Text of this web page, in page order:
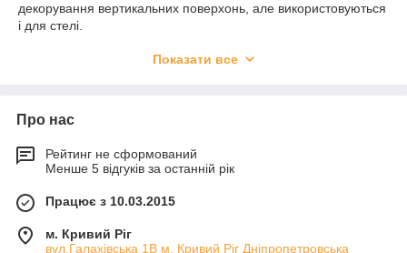
декорування вертикальних поверхонь, але використовуються
і для стелі.
і акрил, оскільки саме ці елементи мають
саму фактуру декоративності - до неї додають піщані,
Основним розчинником є ​​вода, але також додають різні
пластифікатори та засоби, які перетворюють появу піни.
Переваги обробки поверхонь декоративною штукатуркою:
Вартість будівельного матеріалу. Вибираючи між
декоративною сумішшю і допустимо шпалерами,
Показати все
Про нас
Рейтинг не сформований
Менше 5 відгуків за останній рік
Працює з 10.03.2015
м. Кривий Ріг
вул.Галахівська 1В м. Кривий Ріг Дніпропетровська